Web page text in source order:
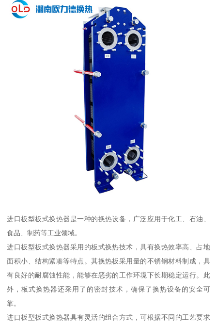
进口板型板式换热器是一种的换热设备，广泛应用于化工、石油、
食品、制药等工业领域。
进口板型板式换热器采用的板式换热技术，具有换热效率高、占地
面积小、结构紧凑等特点。其换热板采用量的不锈钢材料制成，具
有良好的耐腐蚀性能，能够在恶劣的工作环境下长期稳定运行。此
外，板式换热器还采用了的密封技术，确保了换热设备的安全可
靠。
进口板型板式换热器具有灵活的组合方式，可根据不同的工艺要求